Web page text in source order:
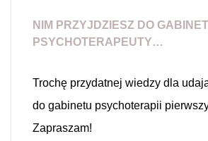
NIM PRZYJDZIESZ DO
PSYCHOTERAPEUTY…
Trochę przydatnej wiedzy dla
do gabinetu psychoterapii
Zapraszam!